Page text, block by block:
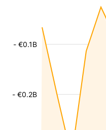
- €0.2B
- €0.1B